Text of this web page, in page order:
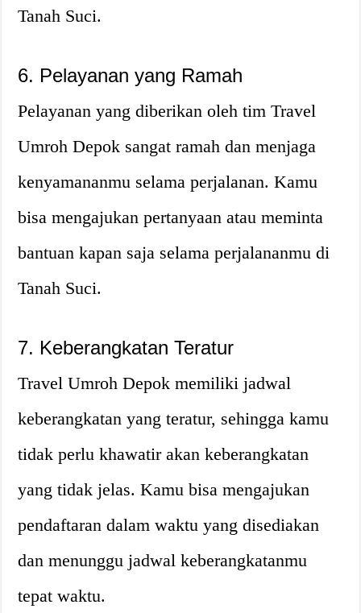
Tanah Suci.
6. Pelayanan yang Ramah
Pelayanan yang diberikan oleh tim Travel
Umroh Depok sangat ramah dan menjaga
kenyamananmu selama perjalanan. Kamu
bisa mengajukan pertanyaan atau meminta
bantuan kapan saja selama perjalananmu di
Tanah Suci.
7. Keberangkatan Teratur
Travel Umroh Depok memiliki jadwal
keberangkatan yang teratur, sehingga kamu
tidak perlu khawatir akan keberangkatan
yang tidak jelas. Kamu bisa mengajukan
pendaftaran dalam waktu yang disediakan
dan menunggu jadwal keberangkatanmu
tepat waktu.